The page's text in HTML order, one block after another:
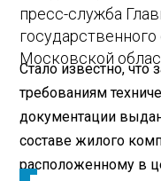
пресс-служба
Московской
Стало известно, что
требованиям
документации
составе жилого
расположенному в